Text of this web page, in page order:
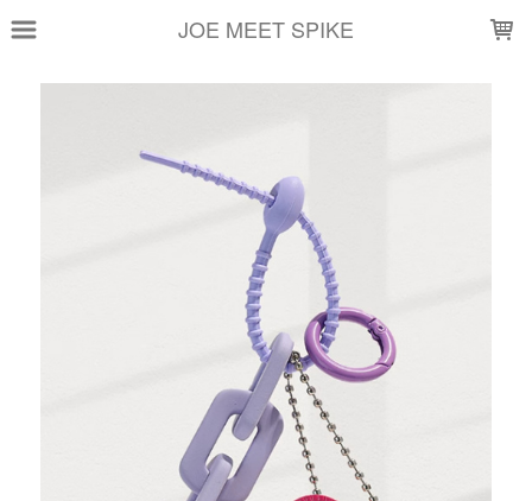
JOE MEET SPIKE